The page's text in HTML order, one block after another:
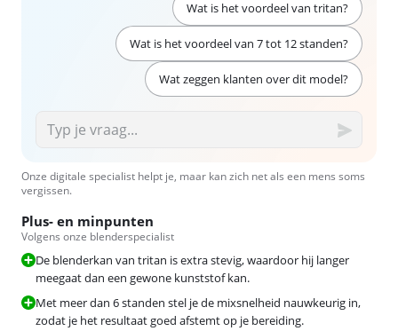
Wat is het voordeel van tritan?
Wat is het voordeel van 7 tot 12 standen?
Wat zeggen klanten over dit model?
Onze digitale specialist helpt je, maar kan zich net als een mens soms
vergissen.
Plus- en minpunten
Volgens onze blenderspecialist
De blenderkan van tritan is extra stevig, waardoor hij langer
meegaat dan een gewone kunststof kan.
Met meer dan 6 standen stel je de mixsnelheid nauwkeurig in,
zodat je het resultaat goed afstemt op je bereiding.